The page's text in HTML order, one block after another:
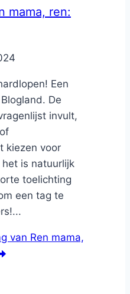
mama, ren:
Een
De
invult,
kiezen voor
is natuurlijk
toelichting
een tag te
van Ren mama,